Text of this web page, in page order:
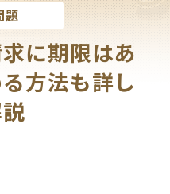
題
に期限はあ
方法も詳し